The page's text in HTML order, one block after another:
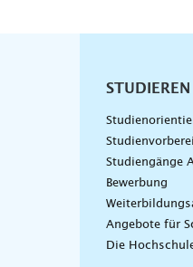
Studiengänge
Bewerbung
Angebote für
Die